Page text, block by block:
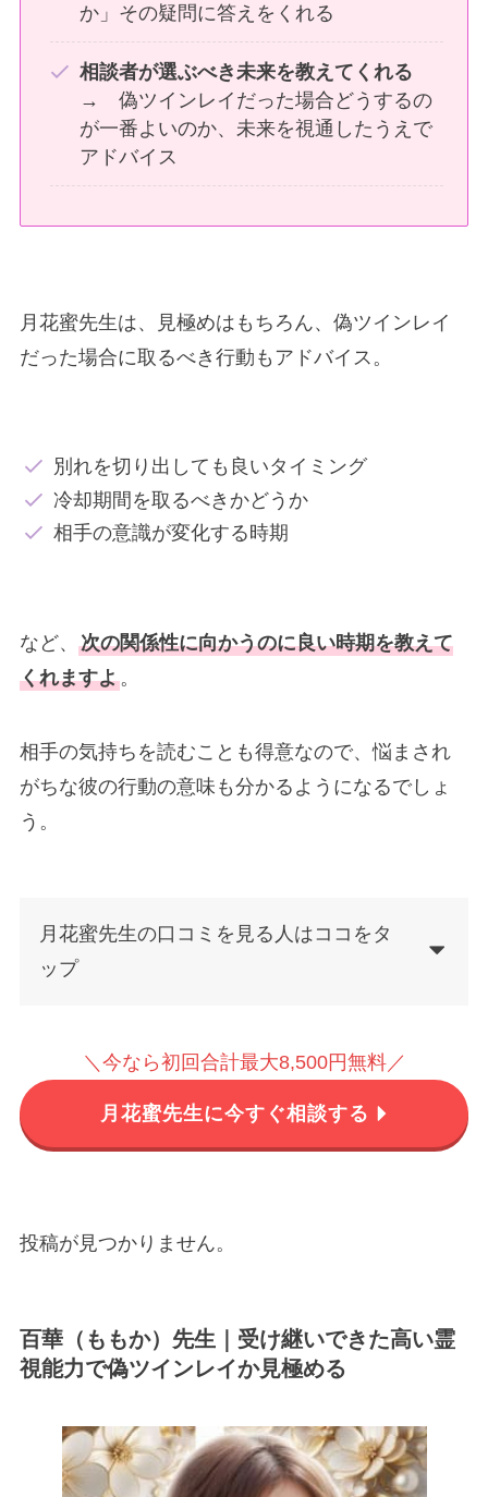
か」その疑問に答えをくれる
相談者が選ぶべき未来を教えてくれる
→ 偽ツインレイだった場合どうするの
が一番よいのか、未来を視通したうえで
アドバイス
月花蜜先生は、見極めはもちろん、偽ツインレイ
だった場合に取るべき行動もアドバイス。
別れを切り出しても良いタイミング
冷却期間を取るべきかどうか
相手の意識が変化する時期
など、 次の関係性に向かうのに良い時期を教えて
くれますよ。
相手の気持ちを読むことも得意なので、悩まされ
がちな彼の行動の意味も分かるようになるでしょ
う。
月花蜜先生の口コミを見る人はココをタ
ップ
＼今なら初回合計最大8,500円無料／
月花蜜先生に今すぐ相談する
投稿が見つかりません。
百華（ももか）先生｜受け継いできた高い霊
視能力で偽ツインレイか見極める